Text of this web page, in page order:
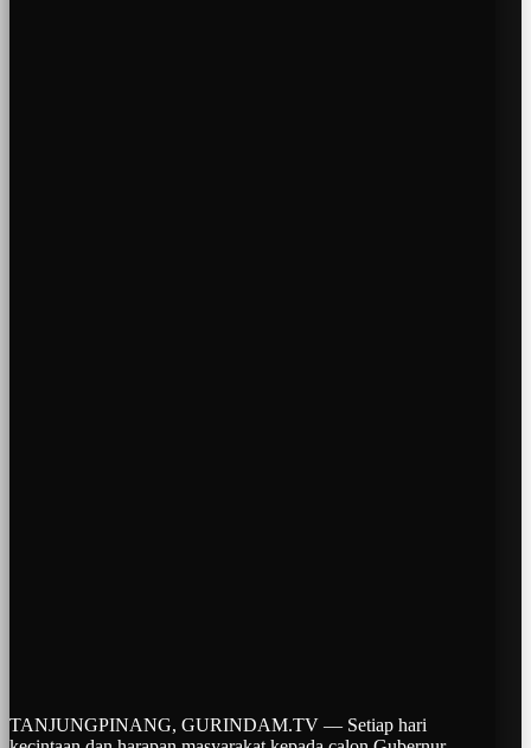
TANJUNGPINANG, GURINDAM.TV –– Setiap hari